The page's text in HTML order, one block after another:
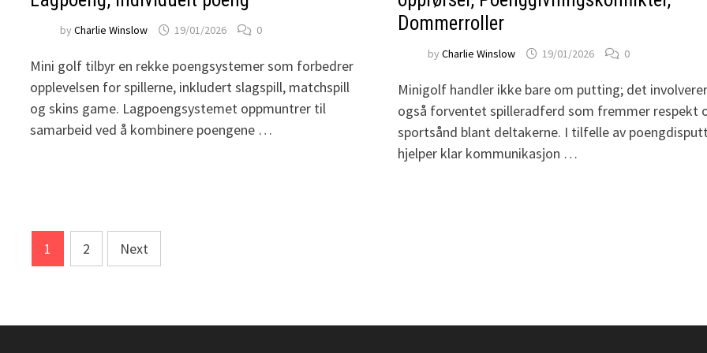
byCharlie Winslow 19/01/2026 0
Mini golf tilbyr en rekke poengsystemer som forbedrer
opplevelsen for spillerne, inkludert slagspill, matchspill
og skins game. Lagpoengsystemet oppmuntrer til
samarbeid ved å kombinere poengene …
Dommerroller
by Charlie Winslow 19/01/2026 0
Minigolf handler ikke bare om putting; det involverer
også forventet spilleradferd som fremmer respekt
sportsånd blant deltakerne. I tilfelle av
hjelper klar kommunikasjon …
Posts
pagination
1 2 Next